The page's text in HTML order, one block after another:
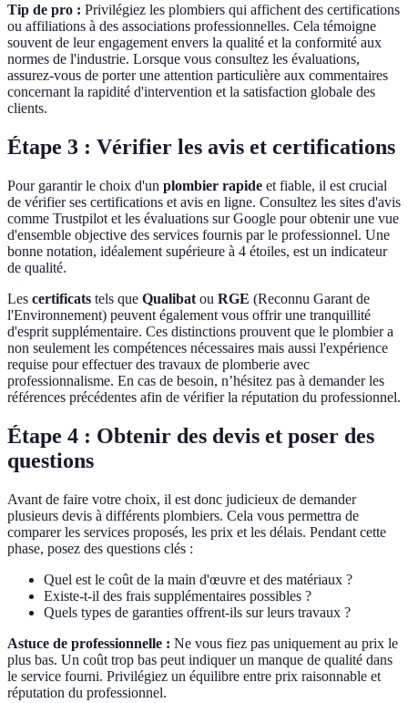
Tip de pro : Privilégiez les plombiers qui affichent des certifications
ou affiliations à des associations professionnelles. Cela témoigne
souvent de leur engagement envers la qualité et la conformité aux
normes de l'industrie. Lorsque vous consultez les évaluations,
assurez-vous de porter une attention particulière aux commentaires
concernant la rapidité d'intervention et la satisfaction globale des
clients.
Étape 3 : Vérifier les avis et certifications
Pour garantir le choix d'un plombier rapide et fiable, il est crucial
de vérifier ses certifications et avis en ligne. Consultez les sites d'avis
comme Trustpilot et les évaluations sur Google pour obtenir une vue
d'ensemble objective des services fournis par le professionnel. Une
bonne notation, idéalement supérieure à 4 étoiles, est un indicateur
de qualité.
Les certificats tels que Qualibat ou RGE (Reconnu Garant de
l'Environnement) peuvent également vous offrir une tranquillité
d'esprit supplémentaire. Ces distinctions prouvent que le plombier a
non seulement les compétences nécessaires mais aussi l'expérience
requise pour effectuer des travaux de plomberie avec
professionnalisme. En cas de besoin, n’hésitez pas à demander les
références précédentes afin de vérifier la réputation du professionnel.
Étape 4 : Obtenir des devis et poser des
questions
Avant de faire votre choix, il est donc judicieux de demander
plusieurs devis à différents plombiers. Cela vous permettra de
comparer les services proposés, les prix et les délais. Pendant cette
phase, posez des questions clés :
Quel est le coût de la main d'œuvre et des matériaux ?
Existe-t-il des frais supplémentaires possibles ?
Quels types de garanties offrent-ils sur leurs travaux ?
Astuce de professionnelle : Ne vous fiez pas uniquement au prix le
plus bas. Un coût trop bas peut indiquer un manque de qualité dans
le service fourni. Privilégiez un équilibre entre prix raisonnable et
réputation du professionnel.